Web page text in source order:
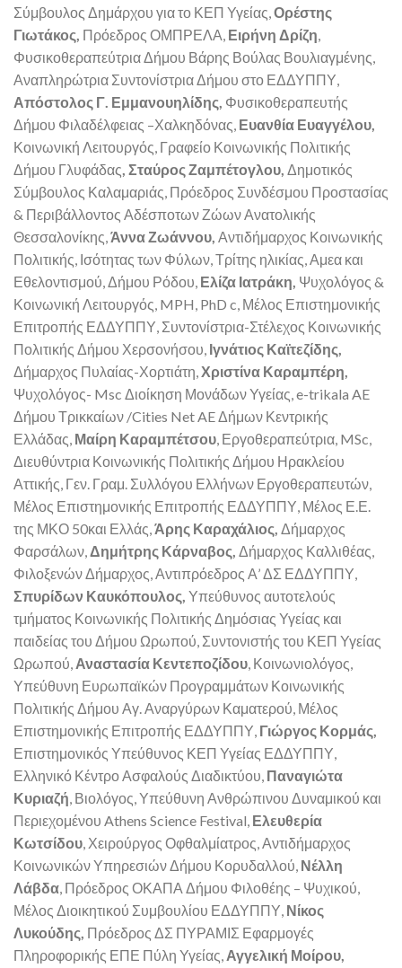
Σύμβουλος Δημάρχου για το ΚΕΠ Υγείας,Ορέστης
Γιωτάκος, Πρόεδρος ΟΜΠΡΕΛΑ, Ειρήνη Δρίζη,
Φυσικοθεραπεύτρια Δήμου Βάρης Βούλας Βουλιαγμένης,
Αναπληρώτρια Συντονίστρια Δήμου στο ΕΔΔΥΠΠΥ,
Απόστολος Γ. Εμμανουηλίδης, Φυσικοθεραπευτής
Δήμου Φιλαδέλφειας –Χαλκηδόνας, Ευανθία Ευαγγέλου,
Κοινωνική Λειτουργός, Γραφείο Κοινωνικής Πολιτικής
Δήμου Γλυφάδας, Σταύρος Ζαμπέτογλου, Δημοτικός
Σύμβουλος Καλαμαριάς, Πρόεδρος Συνδέσμου Προστασίας
& Περιβάλλοντος Αδέσποτων Ζώων Ανατολικής
Θεσσαλονίκης,Άννα Ζωάννου, Αντιδήμαρχος Κοινωνικής
Πολιτικής, Ισότητας των Φύλων, Τρίτης ηλικίας, Αμεα και
Εθελοντισμού, Δήμου Ρόδου, Ελίζα Ιατράκη, Ψυχολόγος &
Κοινωνική Λειτουργός, MPH, PhD c, Μέλος Επιστημονικής
Επιτροπής ΕΔΔΥΠΠΥ, Συντονίστρια-Στέλεχος Κοινωνικής
Πολιτικής Δήμου Χερσονήσου, Ιγνάτιος Καϊτεζίδης,
Δήμαρχος Πυλαίας-Χορτιάτη,Χριστίνα Καραμπέρη,
Ψυχολόγος- Msc Διοίκηση Μονάδων Υγείας, e-trikala AE
Δήμου Τρικκαίων /Cities Net AE Δήμων Κεντρικής
Ελλάδας, Μαίρη Καραμπέτσου, Εργοθεραπεύτρια, MSc,
Διευθύντρια Κοινωνικής Πολιτικής Δήμου Ηρακλείου
Αττικής, Γεν. Γραμ. Συλλόγου Ελλήνων Εργοθεραπευτών,
Μέλος Επιστημονικής Επιτροπής ΕΔΔΥΠΠΥ, Μέλος Ε.Ε.
της ΜΚΟ 50και Ελλάς,Άρης Καραχάλιος, Δήμαρχος
Φαρσάλων,Δημήτρης Κάρναβος, Δήμαρχος Καλλιθέας,
Φιλοξενών Δήμαρχος, Αντιπρόεδρος Α’ ΔΣ ΕΔΔΥΠΠΥ,
Σπυρίδων Καυκόπουλος, Υπεύθυνος αυτοτελούς
τμήματος Κοινωνικής Πολιτικής Δημόσιας Υγείας και
παιδείας του Δήμου Ωρωπού, Συντονιστής του ΚΕΠ Υγείας
Ωρωπού, Αναστασία Κεντεποζίδου, Κοινωνιολόγος,
Υπεύθυνη Ευρωπαϊκών Προγραμμάτων Κοινωνικής
Πολιτικής Δήμου Αγ. Αναργύρων Καματερού, Μέλος
Επιστημονικής Επιτροπής ΕΔΔΥΠΠΥ, Γιώργος Κορμάς,
Επιστημονικός Υπεύθυνος ΚΕΠ Υγείας ΕΔΔΥΠΠΥ,
Ελληνικό Κέντρο Ασφαλούς Διαδικτύου, Παναγιώτα
Κυριαζή, Βιολόγος, Υπεύθυνη Ανθρώπινου Δυναμικού και
Περιεχομένου Athens Science Festival, Ελευθερία
Κωτσίδου, Χειρούργος Οφθαλμίατρος, Αντιδήμαρχος
Κοινωνικών Υπηρεσιών Δήμου Κορυδαλλού, Νέλλη
Λάβδα, Πρόεδρος ΟΚΑΠΑ Δήμου Φιλοθέης – Ψυχικού,
Μέλος Διοικητικού Συμβουλίου ΕΔΔΥΠΠΥ, Νίκος
Λυκούδης, Πρόεδρος ΔΣ ΠΥΡΑΜΙΣ Εφαρμογές
Πληροφορικής ΕΠΕ Πύλη Υγείας, Αγγελική Μοίρου,